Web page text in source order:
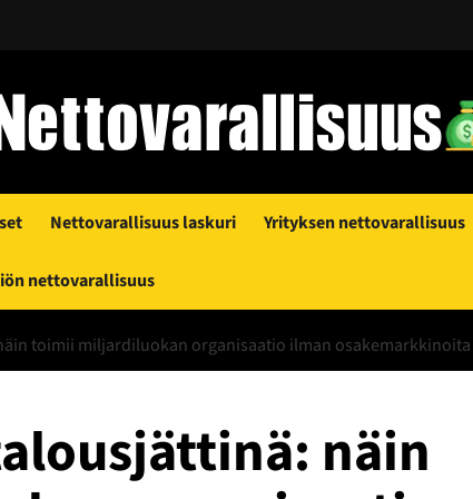
Nettovarallisuus laskuri Yrityksen nettovarallisuus
nettovarallisuus
toimii miljardiluokan organisaatio ilman osakemarkkinoita
näin